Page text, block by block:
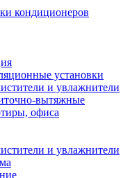
кондиционеров
установки
и увлажнители
вытяжные
офиса
и увлажнители